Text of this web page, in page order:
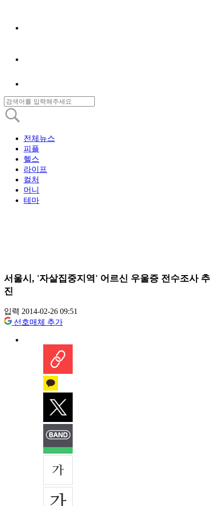
전체뉴스
피플
헬스
라이프
컬처
머니
테마
서울시, '자살집중지역' 어르신 우울증 전수조사 추
진
입력 2014-02-26 09:51
선호매체 추가